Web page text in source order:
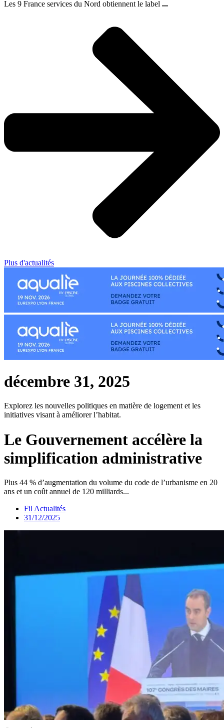
Les 9 France services du Nord obtiennent le label ...
Plus d'actualités
décembre 31, 2025
Explorez les nouvelles politiques en matière de logement et les
initiatives visant à améliorer l’habitat.
Le Gouvernement accélère la
simplification administrative
Plus 44 % d’augmentation du volume du code de l’urbanisme en 20
ans et un coût annuel de 120 milliards...
Fil Actualités
31/12/2025